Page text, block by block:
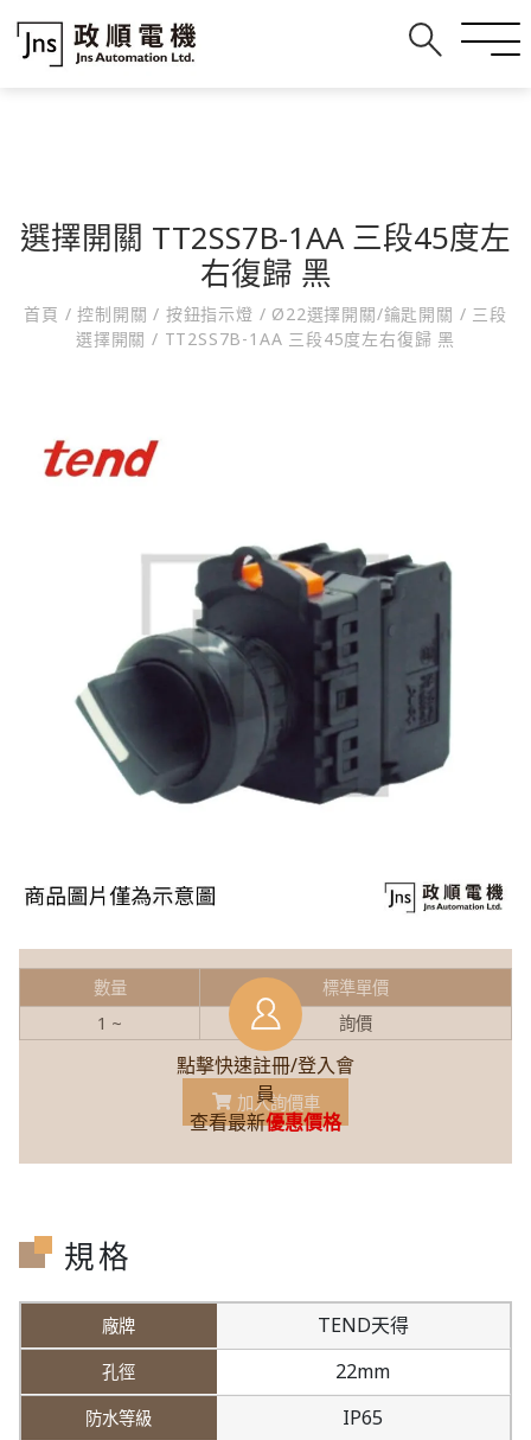
選擇開關 TT2SS7B-1AA 三段45度左
右復歸 黑
首頁 / 控制開關/ 按鈕指示燈 / Ø22選擇開關/鑰匙開關 / 三段
選擇開關 / TT2SS7B-1AA 三段45度左右復歸 黑
點擊快速註冊/登入會
員
查看最新優惠價格
數量
標準單價
1 ~
詢價
加入詢價車
規格
TEND天得
22mm
IP65